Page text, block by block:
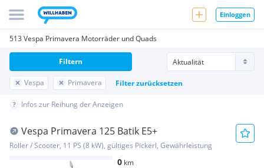
Einloggen
513 Vespa Primavera Motorräder und Quads
Vespa Primavera Filter zurücksetzen
Filtern
Infos zur Reihung der Anzeigen
Vespa Primavera 125 Batik E5+
Roller / Scooter, 11 PS (8 kW), gültiges Pickerl, Gewährleistung
0 km